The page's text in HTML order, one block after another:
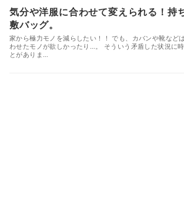
気分や洋服に合わせて変えられる！持
敷バッグ。
家から極力モノを減らしたい！！ でも、カバンや靴など
わせたモノが欲しかったり…。 そういう矛盾した状況に
とがありま…